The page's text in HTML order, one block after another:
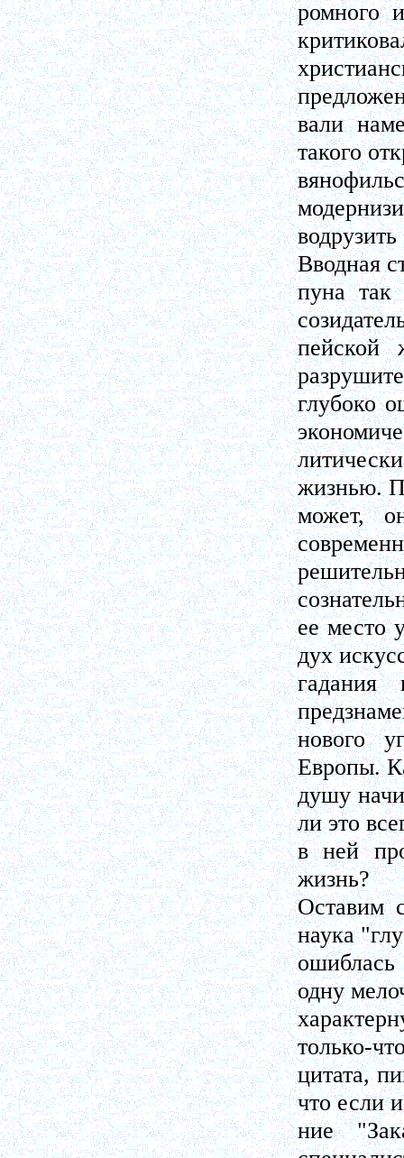
ромного
вали
такого
Вводная
пуна так
пейской
глубоко
жизнью.
может,
ее место
дух
гадания
нового
Европы.
душу
ли это
в ней
жизнь?
Оставим
наука
одну
только-
цитата,
что если
ние